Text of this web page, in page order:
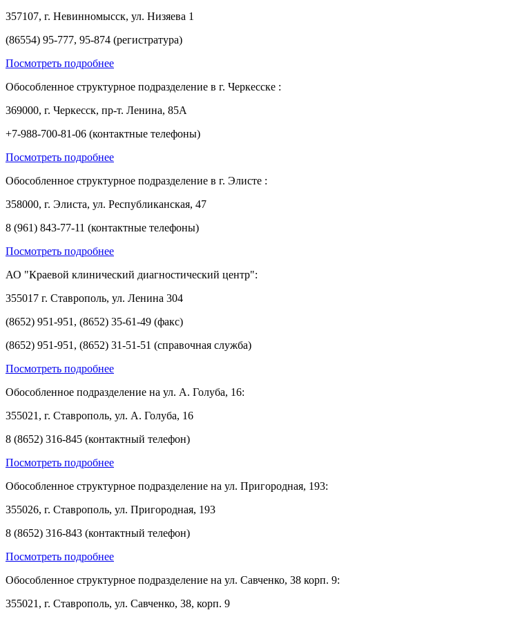
357107, г. Невинномысск, ул. Низяева 1
(86554) 95-777, 95-874 (регистратура)
Посмотреть подробнее
Обособленное структурное подразделение в г. Черкесске :
369000, г. Черкесск, пр-т. Ленина, 85А
+7-988-700-81-06 (контактные телефоны)
Посмотреть подробнее
Обособленное структурное подразделение в г. Элисте :
358000, г. Элиста, ул. Республиканская, 47
8 (961) 843-77-11 (контактные телефоны)
Посмотреть подробнее
АО "Краевой клинический диагностический центр":
355017 г. Ставрополь, ул. Ленина 304
(8652) 951-951, (8652) 35-61-49 (факс)
(8652) 951-951, (8652) 31-51-51 (справочная служба)
Посмотреть подробнее
Обособленное подразделение на ул. А. Голуба, 16:
355021, г. Ставрополь, ул. А. Голуба, 16
8 (8652) 316-845 (контактный телефон)
Посмотреть подробнее
Обособленное структурное подразделение на ул. Пригородная, 193:
355026, г. Ставрополь, ул. Пригородная, 193
8 (8652) 316-843 (контактный телефон)
Посмотреть подробнее
Обособленное структурное подразделение на ул. Савченко, 38 корп. 9:
355021, г. Ставрополь, ул. Савченко, 38, корп. 9